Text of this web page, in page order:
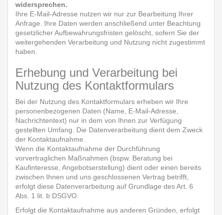
widersprechen.
Ihre E-Mail-Adresse nutzen wir nur zur Bearbeitung Ihrer
Anfrage. Ihre Daten werden anschließend unter Beachtung
gesetzlicher Aufbewahrungsfristen gelöscht, sofern Sie der
weitergehenden Verarbeitung und Nutzung nicht zugestimmt
haben.
Erhebung und Verarbeitung bei
Nutzung des Kontaktformulars
Bei der Nutzung des Kontaktformulars erheben wir Ihre
personenbezogenen Daten (Name, E-Mail-Adresse,
Nachrichtentext) nur in dem von Ihnen zur Verfügung
gestellten Umfang. Die Datenverarbeitung dient dem Zweck
der Kontaktaufnahme.
Wenn die Kontaktaufnahme der Durchführung
vorvertraglichen Maßnahmen (bspw. Beratung bei
Kaufinteresse, Angebotserstellung) dient oder einen bereits
zwischen Ihnen und uns geschlossenen Vertrag betrifft,
erfolgt diese Datenverarbeitung auf Grundlage des Art. 6
Abs. 1 lit. b DSGVO.
Erfolgt die Kontaktaufnahme aus anderen Gründen, erfolgt